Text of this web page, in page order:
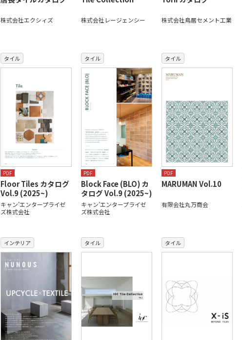
株式会社エクシィズ 株式会社レージェンシー 株式会社鳥居セメント工業
タイル
PDF
Floor Tiles カタログ
Vol.9 (2025~)
キャン’エンタープライゼ
ズ株式会社
タイル
PDF
Block Face (BLO) カ
タログ Vol.9 (2025~)
キャン’エンタープライゼ
ズ株式会社
タイル
PDF
MARUMAN Vol.10
有限会社丸万商会
インテリア タイル タイル